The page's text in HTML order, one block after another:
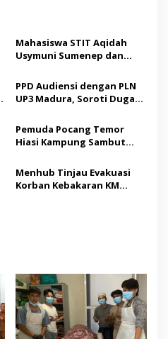
Mahasiswa STIT Aqidah
Usymuni Sumenep dan
Jenazah WNI Asal Aceh di
Malaysia
PPD Audiensi dengan PLN
UP3 Madura, Soroti Dugaan
Listrik Desa di Sumenep
Pemuda Pocang Temor
Hiasi Kampung Sambut
Menhub Tinjau Evakuasi
Korban Kebakaran KM